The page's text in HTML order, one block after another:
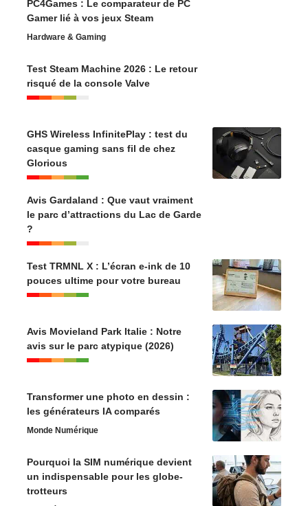
PC4Games : Le comparateur de PC
Gamer lié à vos jeux Steam
Hardware & Gaming
Test Steam Machine 2026 : Le retour
risqué de la console Valve
GHS Wireless InfinitePlay : test du
casque gaming sans fil de chez
Glorious
Avis Gardaland : Que vaut vraiment
le parc d’attractions du Lac de Garde
?
Test TRMNL X : L’écran e-ink de 10
pouces ultime pour votre bureau
Avis Movieland Park Italie : Notre
avis sur le parc atypique (2026)
Transformer une photo en dessin :
les générateurs IA comparés
Monde Numérique
Pourquoi la SIM numérique devient
un indispensable pour les globe-
trotteurs